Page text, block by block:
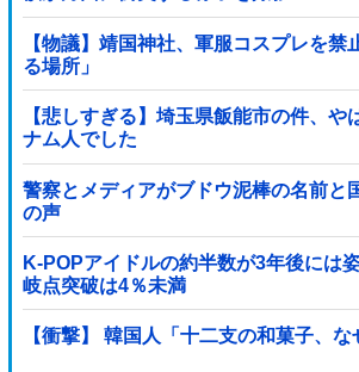
【物議】靖国神社、軍服コスプレを禁
る場所」
【悲しすぎる】埼玉県飯能市の件、や
ナム人でした
警察とメディアがブドウ泥棒の名前と
の声
K-POPアイドルの約半数が3年後には
岐点突破は4％未満
【衝撃】 韓国人「十二支の和菓子、な